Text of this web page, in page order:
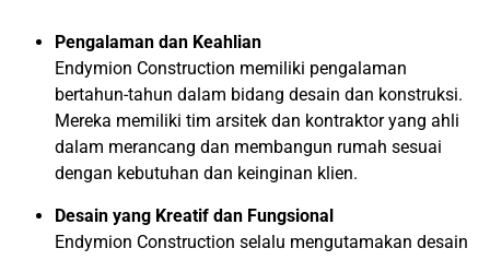
Pengalaman dan Keahlian
Endymion Construction memiliki pengalaman
bertahun-tahun dalam bidang desain dan konstruksi.
Mereka memiliki tim arsitek dan kontraktor yang ahli
dalam merancang dan membangun rumah sesuai
dengan kebutuhan dan keinginan klien.
Desain yang Kreatif dan Fungsional
Endymion Construction selalu mengutamakan desain